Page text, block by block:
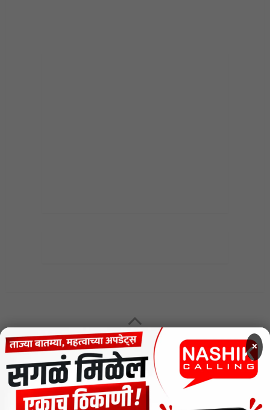
MENU
CODE OF ETHICS FOR DIGITAL NEWS WEBSITES
Contact Us
×